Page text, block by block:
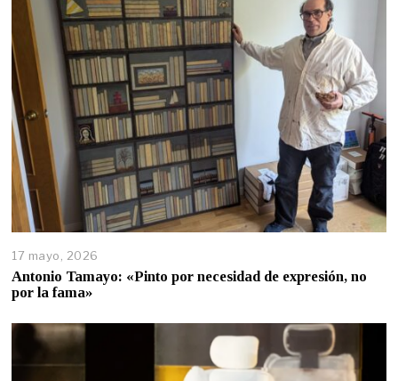
17 mayo, 2026
Antonio Tamayo: «Pinto por necesidad de expresión, no
por la fama»